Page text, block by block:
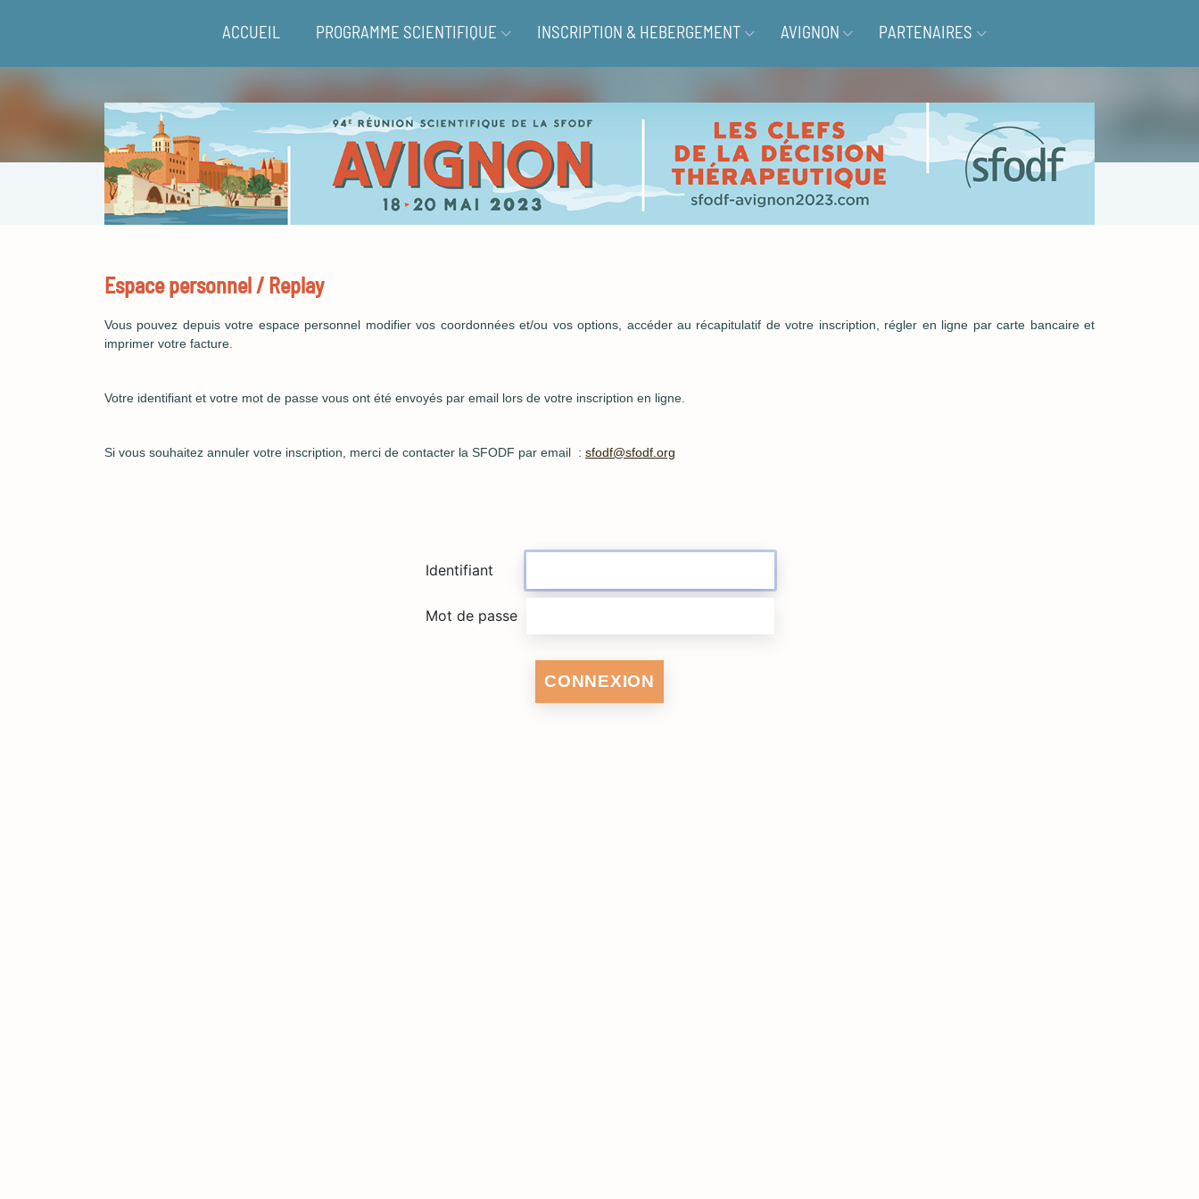
ACCUEIL PROGRAMME SCIENTIFIQUE INSCRIPTION & HEBERGEMENT AVIGNON PARTENAIRES
Espace personnel / Replay
Vous pouvez depuis votre espace personnel modifier vos coordonnées et/ou vos options, accéder au récapitulatif de votre inscription, régler en ligne par carte bancaire et
imprimer votre facture.
Votre identifiant et votre mot de passe vous ont été envoyés par email lors de votre inscription en ligne.
Si vous souhaitez annuler votre inscription, merci de contacter la SFODF par email : sfodf@sfodf.org
Identifiant
Mot de passe